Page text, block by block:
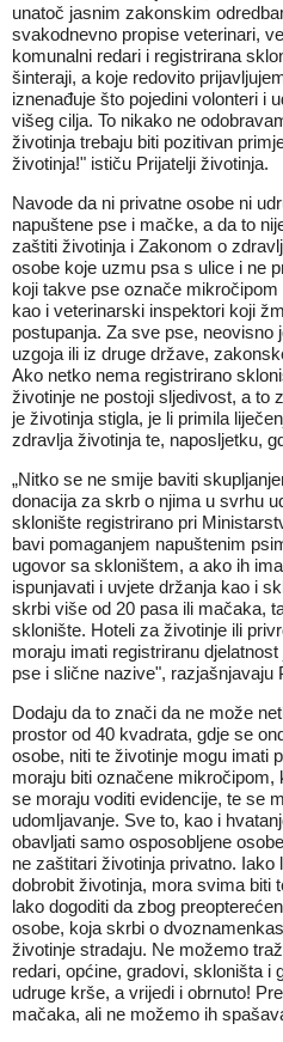
unatoč jasnim zakonskim
svakodnevno propise veterinari,
komunalni redari i registrirana
šinteraji, a koje redovito
iznenađuje što pojedini volonteri i
višeg cilja. To nikako ne
životinja trebaju biti pozitivan
životinja!" ističu Prijatelji životinja.
Navode da ni privatne osobe ni
napuštene pse i mačke, a da to
zaštiti životinja i Zakonom o
osobe koje uzmu psa s ulice i ne
koji takve pse označe mikročipom
kao i veterinarski inspektori koji
postupanja. Za sve pse, neovisno
uzgoja ili iz druge države,
Ako netko nema registrirano
životinje ne postoji sljedivost, a to
je životinja stigla, je li primila
zdravlja životinja te, naposljetku,
„Nitko se ne smije baviti
donacija za skrb o njima u svrhu
sklonište registrirano pri
bavi pomaganjem napuštenim
ugovor sa skloništem, a ako ih
ispunjavati i uvjete držanja kao i
skrbi više od 20 pasa ili mačaka,
sklonište. Hoteli za životinje ili
moraju imati registriranu
pse i slične nazive", razjašnjavaju
Dodaju da to znači da ne može
prostor od 40 kvadrata, gdje se
osobe, niti te životinje mogu imati
moraju biti označene mikročipom,
se moraju voditi evidencije, te se
udomljavanje. Sve to, kao i
obavljati samo osposobljene
ne zaštitari životinja privatno. Iako
dobrobit životinja, mora svima biti
lako dogoditi da zbog
osobe, koja skrbi o
životinje stradaju. Ne možemo
redari, općine, gradovi, skloništa i
udruge krše, a vrijedi i obrnuto!
mačaka, ali ne možemo ih